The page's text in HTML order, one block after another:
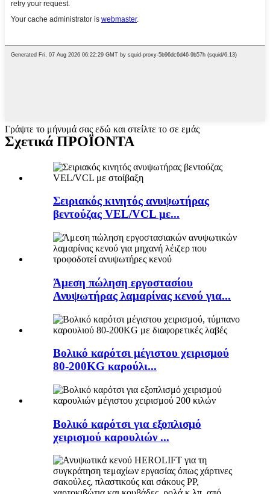
Γράψτε το μήνυμά σας εδώ και στείλτε το σε εμάς
Σχετικά ΠΡΟΪΟΝΤΑ
Σειριακός κινητός ανυψωτήρας
βεντούζας VEL/VCL με...
Άμεση πώληση εργοστασίου
Ανυψωτήρας λαμαρίνας κενού για...
Βολικό καρότσι μέγιστου χειρισμού
80-200KG καρούλι...
Βολικό καρότσι για εξοπλισμό
χειρισμού καρουλιών ...